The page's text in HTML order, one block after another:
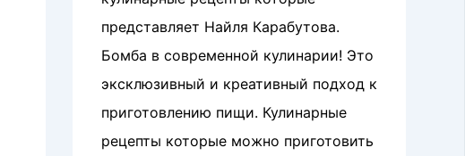
представляет Найля Карабутова.
Бомба в современной кулинарии! Это
эксклюзивный и креативный подход к
приготовлению пищи. Кулинарные
рецепты которые можно приготовить